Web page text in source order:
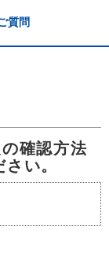
質問
確認方法
い。